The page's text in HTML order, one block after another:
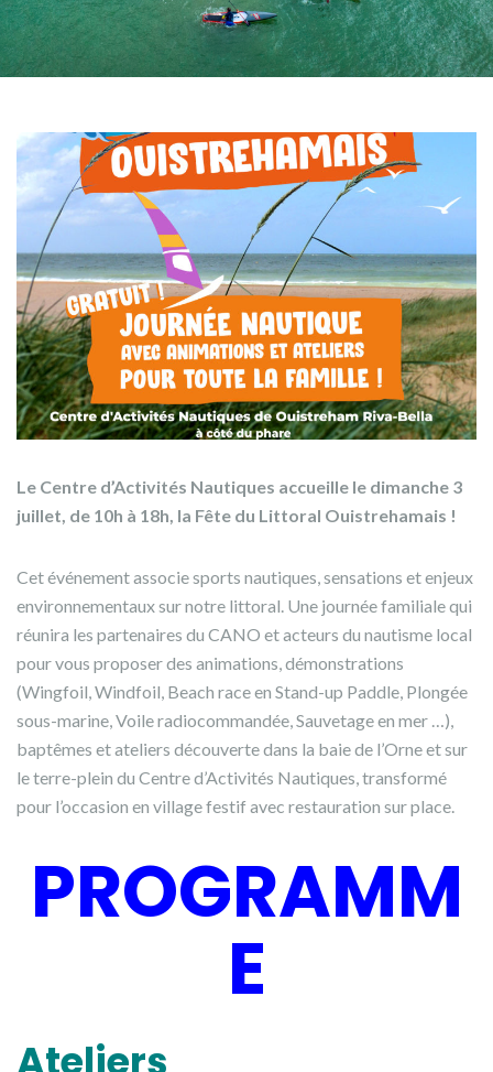
Le Centre d’Activités Nautiques accueille le dimanche 3
juillet, de 10h à 18h, la Fête du Littoral Ouistrehamais !
Cet événement associe sports nautiques, sensations et enjeux
environnementaux sur notre littoral. Une journée familiale qui
réunira les partenaires du CANO et acteurs du nautisme local
pour vous proposer des animations, démonstrations
(Wingfoil, Windfoil, Beach race en Stand-up Paddle, Plongée
sous-marine, Voile radiocommandée, Sauvetage en mer …),
baptêmes et ateliers découverte dans la baie de l’Orne et sur
le terre-plein du Centre d’Activités Nautiques, transformé
pour l’occasion en village festif avec restauration sur place.
PROGRAMM
E
Ateliers